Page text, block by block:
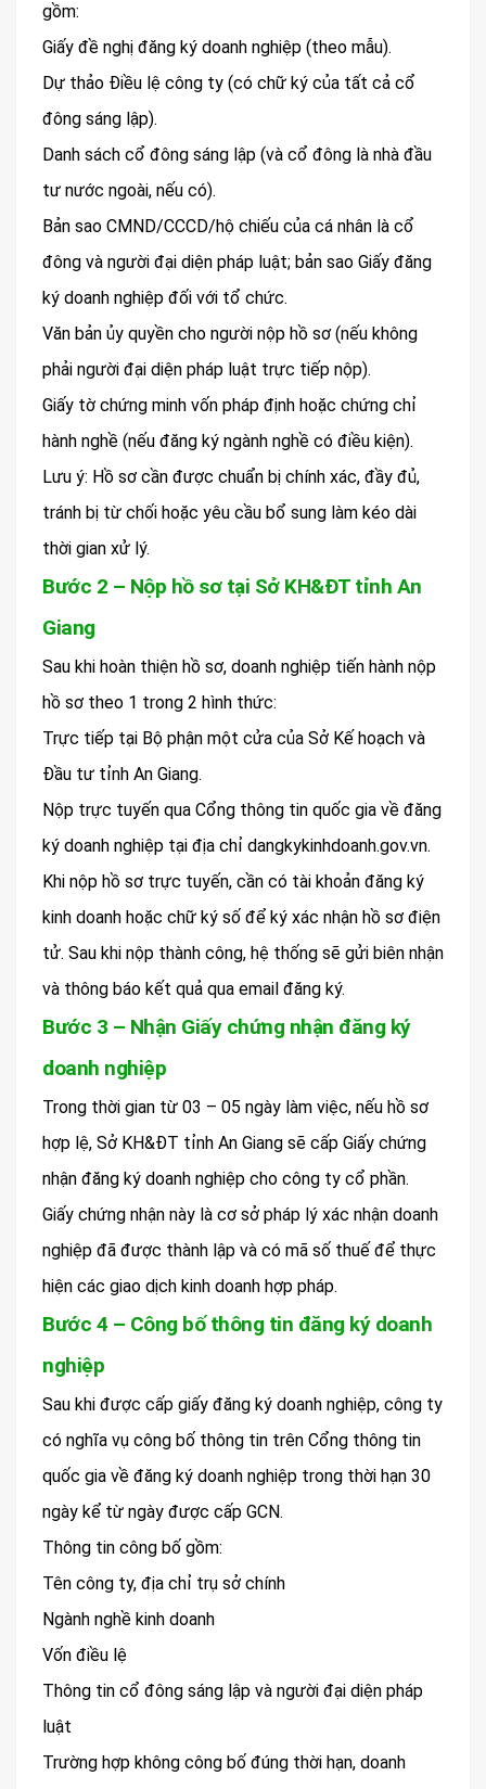
gồm:
Giấy đề nghị đăng ký doanh nghiệp (theo mẫu).
Dự thảo Điều lệ công ty (có chữ ký của tất cả cổ
đông sáng lập).
Danh sách cổ đông sáng lập (và cổ đông là nhà đầu
tư nước ngoài, nếu có).
Bản sao CMND/CCCD/hộ chiếu của cá nhân là cổ
đông và người đại diện pháp luật; bản sao Giấy đăng
ký doanh nghiệp đối với tổ chức.
Văn bản ủy quyền cho người nộp hồ sơ (nếu không
phải người đại diện pháp luật trực tiếp nộp).
Giấy tờ chứng minh vốn pháp định hoặc chứng chỉ
hành nghề (nếu đăng ký ngành nghề có điều kiện).
Lưu ý: Hồ sơ cần được chuẩn bị chính xác, đầy đủ,
tránh bị từ chối hoặc yêu cầu bổ sung làm kéo dài
thời gian xử lý.
Bước 2 – Nộp hồ sơ tại Sở KH&ĐT tỉnh An
Giang
Sau khi hoàn thiện hồ sơ, doanh nghiệp tiến hành nộp
hồ sơ theo 1 trong 2 hình thức:
Trực tiếp tại Bộ phận một cửa của Sở Kế hoạch và
Đầu tư tỉnh An Giang.
Nộp trực tuyến qua Cổng thông tin quốc gia về đăng
ký doanh nghiệp tại địa chỉ dangkykinhdoanh.gov.vn.
Khi nộp hồ sơ trực tuyến, cần có tài khoản đăng ký
kinh doanh hoặc chữ ký số để ký xác nhận hồ sơ điện
tử. Sau khi nộp thành công, hệ thống sẽ gửi biên nhận
và thông báo kết quả qua email đăng ký.
Bước 3 – Nhận Giấy chứng nhận đăng ký
doanh nghiệp
Trong thời gian từ 03 – 05 ngày làm việc, nếu hồ sơ
hợp lệ, Sở KH&ĐT tỉnh An Giang sẽ cấp Giấy chứng
nhận đăng ký doanh nghiệp cho công ty cổ phần.
Giấy chứng nhận này là cơ sở pháp lý xác nhận doanh
nghiệp đã được thành lập và có mã số thuế để thực
hiện các giao dịch kinh doanh hợp pháp.
Bước 4 – Công bố thông tin đăng ký doanh
nghiệp
Sau khi được cấp giấy đăng ký doanh nghiệp, công ty
có nghĩa vụ công bố thông tin trên Cổng thông tin
quốc gia về đăng ký doanh nghiệp trong thời hạn 30
ngày kể từ ngày được cấp GCN.
Thông tin công bố gồm:
Tên công ty, địa chỉ trụ sở chính
Ngành nghề kinh doanh
Vốn điều lệ
Thông tin cổ đông sáng lập và người đại diện pháp
luật
Trường hợp không công bố đúng thời hạn, doanh